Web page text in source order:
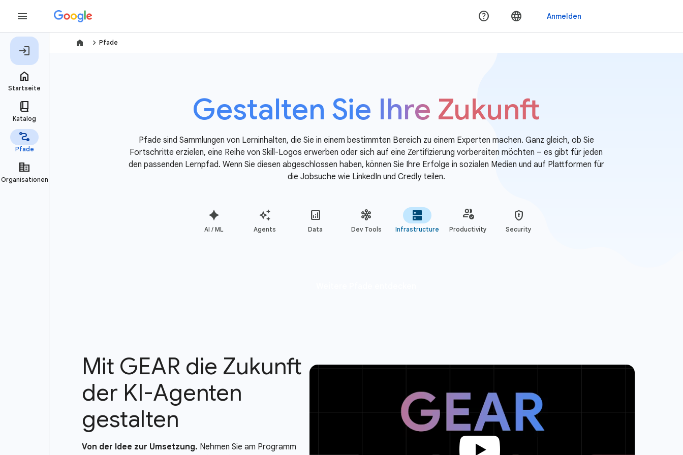
navigate_next Pfade
Gestalten Sie Ihre Zukunft
Pfade sind Sammlungen von Lerninhalten, die Sie in einem bestimmten Bereich zu einem Experten machen. Ganz gleich, ob Sie
Fortschritte erzielen, eine Reihe von Skill-Logos erwerben oder sich auf eine Zertifizierung vorbereiten möchten – es gibt für jeden
den passenden Lernpfad. Wenn Sie diesen abgeschlossen haben, können Sie Ihre Erfolge in sozialen Medien und auf Plattformen für
die Jobsuche wie LinkedIn und Credly teilen.
AI / ML Agents Data Dev Tools Infrastructure Productivity Security
Mit GEAR die Zukunft
der KI-Agenten
gestalten
Von der Idee zur Umsetzung. Nehmen Sie am Programm